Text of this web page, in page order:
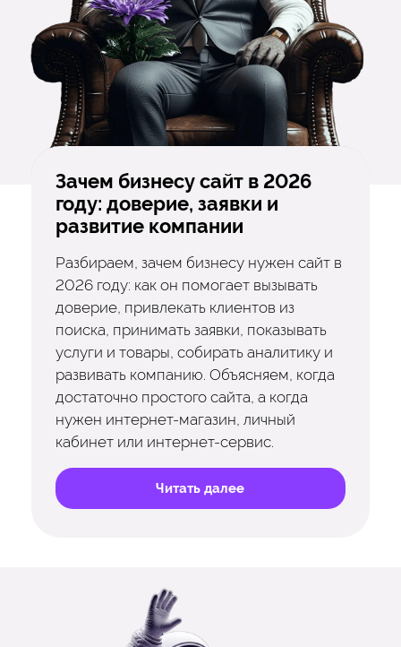
Зачем бизнесу сайт в 2026
году: доверие, заявки и
развитие компании
Разбираем, зачем бизнесу нужен сайт в
2026 году: как он помогает вызывать
доверие, привлекать клиентов из
поиска, принимать заявки, показывать
услуги и товары, собирать аналитику и
развивать компанию. Объясняем, когда
достаточно простого сайта, а когда
нужен интернет-магазин, личный
кабинет или интернет-сервис.
Читать далее